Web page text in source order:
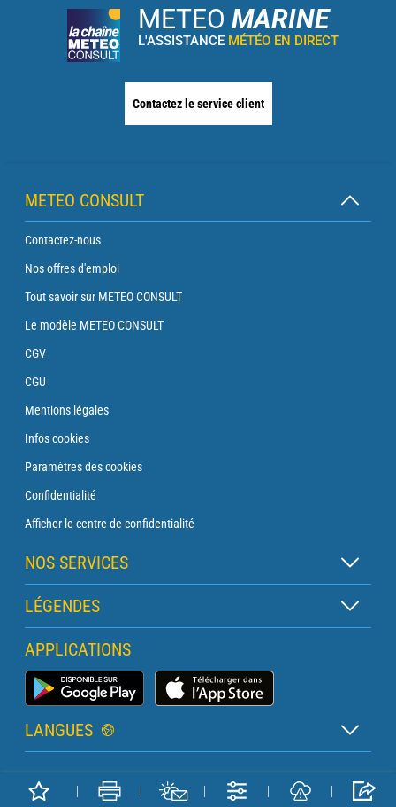
METEO MARINE
L'ASSISTANCE MÉTÉO EN DIRECT
Contactez le service client
METEO CONSULT
Contactez-nous
Nos offres d'emploi
Tout savoir sur METEO CONSULT
Le modèle METEO CONSULT
CGV
CGU
Mentions légales
Infos cookies
Paramètres des cookies
Confidentialité
Afficher le centre de confidentialité
NOS SERVICES
Abonnement Zen
Abonnement Balise
Abonnement Traversée
Abonnement Phare
Météo Terrestre
LÉGENDES
Légende des cartes
Légende des pictogrammes
Glossaire
APPLICATIONS
Application Météo Marine
LANGUES
Anglais
Copyright METEO CONSULT © 2026